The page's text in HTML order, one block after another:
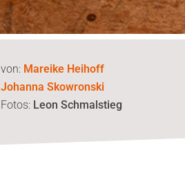
von: Mareike Heihoff
Johanna Skowronski
Fotos: Leon Schmalstieg